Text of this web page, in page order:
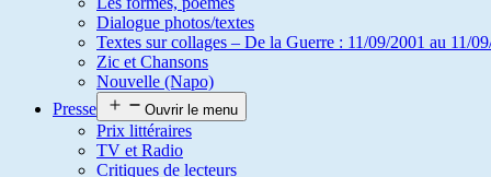
Dialogue photos/textes
Textes sur collages – De la Guerre : 11/09/2001 au 11/
Zic et Chansons
Nouvelle (Napo)
Presse
Ouvrir le menu
Prix littéraires
TV et Radio
Critiques de lecteurs